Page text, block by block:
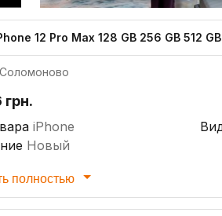
12 Pro Max 128 GB 256 GB 512 GB
грн.
iPhone
Новый
полностью